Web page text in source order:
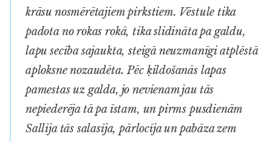
krāsu nosmērētajiem pirkstiem. Vēstule tika
padota no rokas rokā, tika slidināta pa galdu,
lapu secība sajaukta, steigā neuzmanīgi atplēstā
aploksne nozaudēta. Pēc ķildošanās lapas
pamestas uz galda, jo nevienam jau tās
nepiederēja tā pa īstam, un pirms pusdienām
Sallija tās salasīja, pārlocīja un pabāza zem